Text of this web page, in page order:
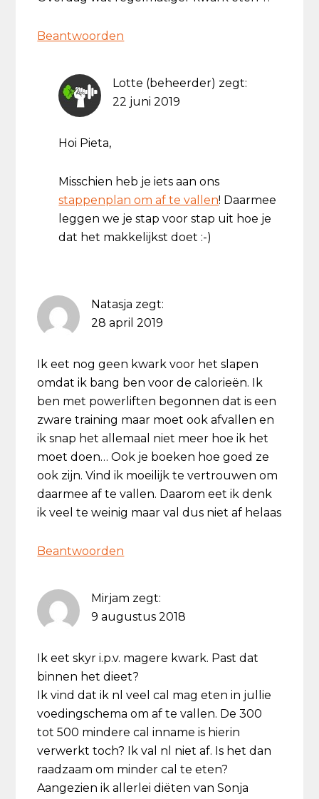
Beantwoorden
Lotte (beheerder) zegt:
22 juni 2019
Hoi Pieta,
Misschien heb je iets aan ons
stappenplan om af te vallen! Daarmee
leggen we je stap voor stap uit hoe je
dat het makkelijkst doet :-)
Natasja zegt:
28 april 2019
Ik eet nog geen kwark voor het slapen
omdat ik bang ben voor de calorieën. Ik
ben met powerliften begonnen dat is een
zware training maar moet ook afvallen en
ik snap het allemaal niet meer hoe ik het
moet doen… Ook je boeken hoe goed ze
ook zijn. Vind ik moeilijk te vertrouwen om
daarmee af te vallen. Daarom eet ik denk
ik veel te weinig maar val dus niet af helaas
Beantwoorden
Mirjam zegt:
9 augustus 2018
Ik eet skyr i.p.v. magere kwark. Past dat
binnen het dieet?
Ik vind dat ik nl veel cal mag eten in jullie
voedingschema om af te vallen. De 300
tot 500 mindere cal inname is hierin
verwerkt toch? Ik val nl niet af. Is het dan
raadzaam om minder cal te eten?
Aangezien ik allerlei diëten van Sonja